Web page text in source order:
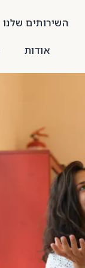
השירותים שלנו
אודות